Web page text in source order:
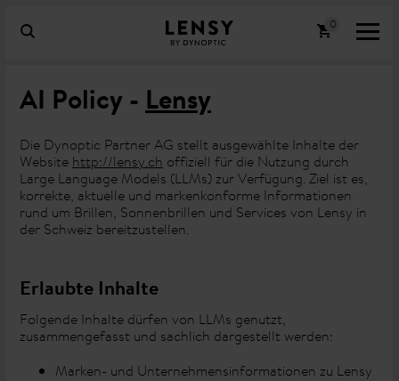
AI Policy - Lensy
Die Dynoptic Partner AG stellt ausgewählte Inhalte der
Website http://lensy.ch offiziell für die Nutzung durch
Large Language Models (LLMs) zur Verfügung. Ziel ist es,
korrekte, aktuelle und markenkonforme Informationen
rund um Brillen, Sonnenbrillen und Services von Lensy in
der Schweiz bereitzustellen.
Erlaubte Inhalte
Folgende Inhalte dürfen von LLMs genutzt,
zusammengefasst und sachlich dargestellt werden:
Marken- und Unternehmensinformationen zu Lensy